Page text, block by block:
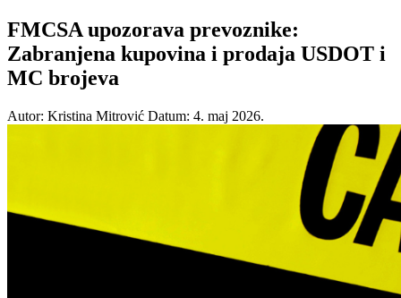
FMCSA upozorava prevoznike:
Zabranjena kupovina i prodaja USDOT i
MC brojeva
Autor: Kristina Mitrović Datum: 4. maj 2026.